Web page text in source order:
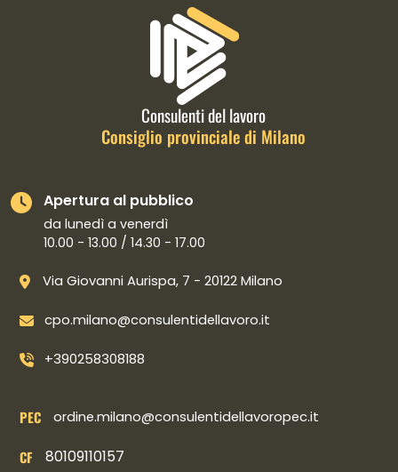
Informazioni di contatto e link
Consulenti del lavoro
Consiglio provinciale di Milano
Apertura al pubblico
da lunedì a venerdì
10.00 - 13.00 / 14.30 - 17.00
Via Giovanni Aurispa, 7 - 20122 Milano
cpo.milano@consulentidellavoro.it
+390258308188
PEC ordine.milano@consulentidellavoropec.it
CF 80109110157